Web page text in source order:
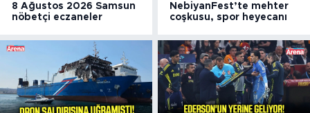
8 Ağustos 2026 Samsun
nöbetçi eczaneler
NebiyanFest’te mehter
coşkusu, spor heyecanı